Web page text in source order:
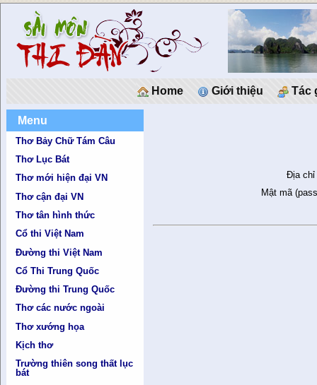
Home Giới thiệu Tác
Menu
Thơ Bảy Chữ Tám Câu
Thơ Lục Bát
Thơ mới hiện đại VN
Thơ cận đại VN
Thơ tân hình thức
Cổ thi Việt Nam
Đường thi Việt Nam
Cổ Thi Trung Quốc
Đường thi Trung Quốc
Thơ các nước ngoài
Thơ xướng họa
Kịch thơ
Trường thiên song thất lục
bát
Địa chỉ
Mật mã